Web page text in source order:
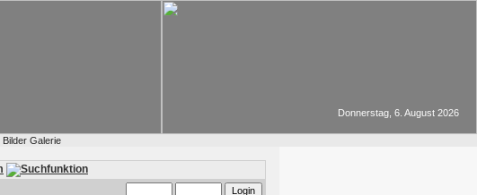
Bilder Galerie
Donnerstag, 6. August 2026